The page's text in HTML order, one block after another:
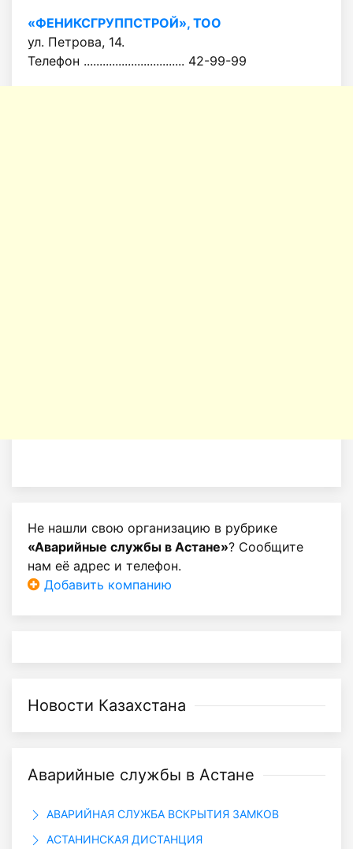
«ФЕНИКСГРУППСТРОЙ», ТОО
ул. Петрова, 14.
Телефон ................................ 42-99-99
Не нашли свою организацию в рубрике
«Аварийные службы в Астане»? Сообщите
нам её адрес и телефон.
Добавить компанию
Новости Казахстана
Аварийные службы в Астане
АВАРИЙНАЯ СЛУЖБА ВСКРЫТИЯ ЗАМКОВ
АСТАНИНСКАЯ ДИСТАНЦИЯ